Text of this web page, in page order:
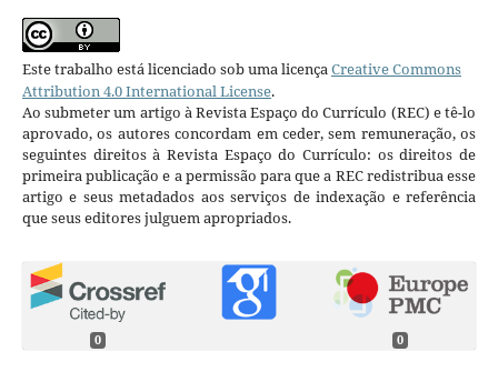
Este trabalho está licenciado sob uma licençaCreative Commons
Attribution 4.0 International License.
Ao submeter um artigo à Revista Espaço do Currículo (REC) e tê-lo
aprovado, os autores concordam em ceder, sem remuneração, os
seguintes direitos à Revista Espaço do Currículo: os direitos de
primeira publicação e a permissão para que a REC redistribua esse
artigo e seus metadados aos serviços de indexação e referência
que seus editores julguem apropriados.
0 0